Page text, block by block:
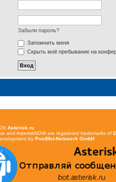
Забыли пароль?
Запомнить меня
Скрыть моё пребывание на
Asterisk.ru
and AsteriskNOW are registered trademarks of
by PostMet-Netzwerk GmbH